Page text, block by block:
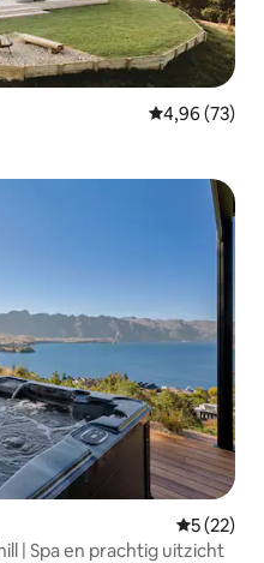
Gemiddelde
4,96 (73)
5 (22)
| Spa en prachtig uitzicht